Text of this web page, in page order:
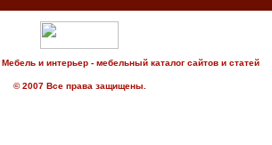
и интерьер - мебельный каталог сайтов и статей
© 2007 Все права защищены.